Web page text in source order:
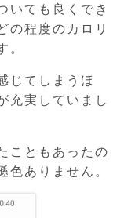
いても良くでき
の程度のカロリ
。
じてしまうほ
充実していまし
こともあったの
色ありません。